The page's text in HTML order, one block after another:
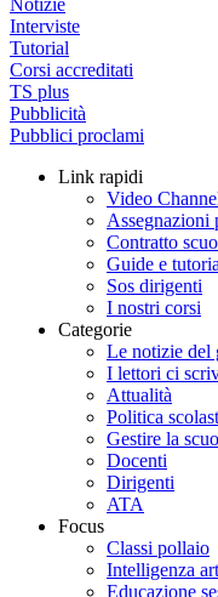
Notizie
Interviste
Tutorial
Corsi accreditati
TS plus
Pubblicità
Pubblici proclami
Link rapidi
Video
Assegnazioni
Contratto
Guide e
Sos dirigenti
I nostri corsi
Categorie
Le notizie del
I lettori ci
Attualità
Politica
Gestire la
Docenti
Dirigenti
ATA
Focus
Classi pollaio
Intelligenza
Educazione